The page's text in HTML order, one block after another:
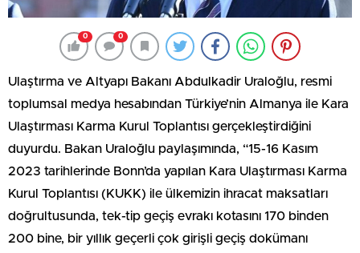
0 0
Ulaştırma ve Altyapı Bakanı Abdulkadir Uraloğlu, resmi
toplumsal medya hesabından Türkiye’nin Almanya ile Kara
Ulaştırması Karma Kurul Toplantısı gerçekleştirdiğini
duyurdu. Bakan Uraloğlu paylaşımında, “15-16 Kasım
2023 tarihlerinde Bonn’da yapılan Kara Ulaştırması Karma
Kurul Toplantısı (KUKK) ile ülkemizin ihracat maksatları
doğrultusunda, tek-tip geçiş evrakı kotasını 170 binden
200 bine, bir yıllık geçerli çok girişli geçiş dokümanı